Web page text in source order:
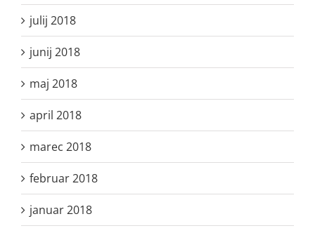
julij 2018
junij 2018
maj 2018
april 2018
marec 2018
februar 2018
januar 2018